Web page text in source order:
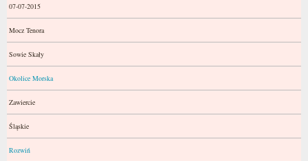
07-07-2015
Mocz Tenora
Sowie Skały
Okolice Morska
Zawiercie
Śląskie
Rozwiń